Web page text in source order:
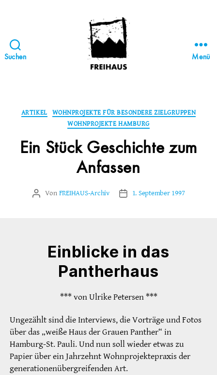
Suchen
STATTBAU
HAMBURG
Menü
Kategorien
ARTIKEL
WOHNPROJEKTE FÜR BESONDERE ZIELGRUPPEN
WOHNPROJEKTE HAMBURG
Ein Stück Geschichte zum
Anfassen
Beitragsautor
Von FREIHAUS-Archiv Veröffentlichungsdatum
1. September 1997
Einblicke in das
Pantherhaus
*** von Ulrike Petersen ***
Ungezählt sind die Interviews, die Vorträge und Fotos
über das „weiße Haus der Grauen Panther“ in
Hamburg-St. Pauli. Und nun soll wieder etwas zu
Papier über ein Jahrzehnt Wohnprojektepraxis der
generationenübergreifenden Art.